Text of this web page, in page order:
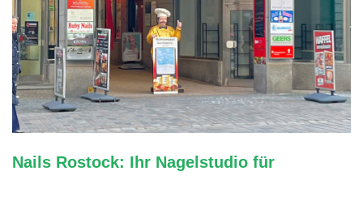
Nails Rostock: Ihr Nagelstudio für